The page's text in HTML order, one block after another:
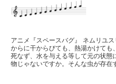
アニメ『スペースバグ』 ネムリユ
からに干からびても、熱湯かけても
死なず、水を与える等して元の状態
物じゃないですか。そんな虫が存在